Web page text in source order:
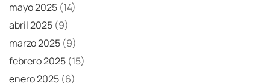
mayo 2025 (14)
abril 2025 (9)
marzo 2025 (9)
febrero 2025 (15)
enero 2025 (6)